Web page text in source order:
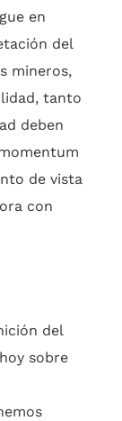
en
del
mineros,
tanto
deben
de vista
con
del
sobre